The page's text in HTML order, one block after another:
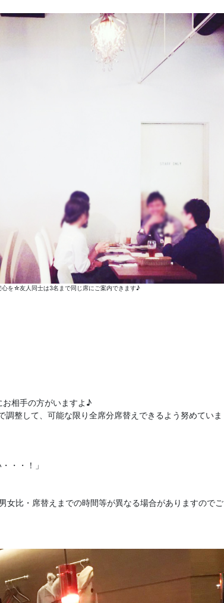
を☆友人同士は3名まで同じ席にご案内できます♪
相手の方がいますよ♪
整して、可能な限り全席分席替えできるよう努めていま
・・！」
比・席替えまでの時間等が異なる場合がありますのでご